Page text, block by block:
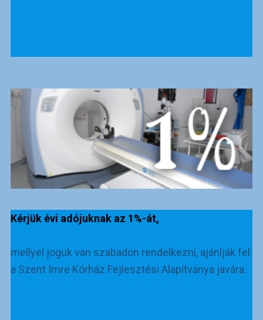
Kérjük évi adójuknak az 1%-át,
mellyel joguk van szabadon rendelkezni, ajánlják fel
a Szent Imre Kórház Fejlesztési Alapítványa javára.